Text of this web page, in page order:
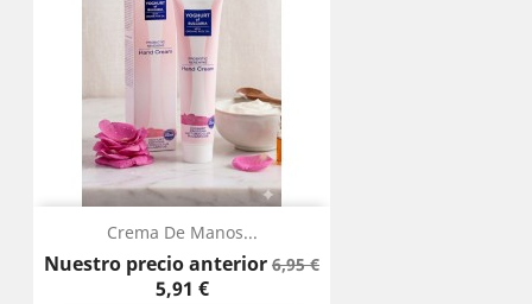
Crema De Manos...
Nuestro precio anteriorPrecio
6,95 €Precio
5,91 €